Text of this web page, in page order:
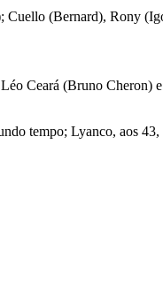
Cuello (Bernard), Rony
Ceará (Bruno Cheron)
tempo; Lyanco, aos 43,